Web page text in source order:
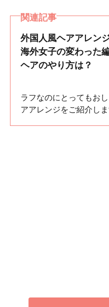
関連記事
外国人風ヘアアレン
海外女子の変わった
ヘアのやり方は？
ラフなのにとってもお
アアレンジをご紹介しま